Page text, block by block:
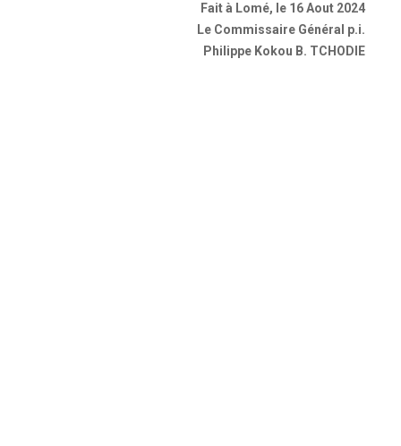
Fait à Lomé, le 16 Aout 2024
Le Commissaire Général p.i.
Philippe Kokou B. TCHODIE